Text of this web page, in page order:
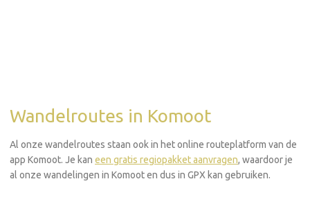
Wandelroutes in Komoot
Al onze wandelroutes staan ook in het online routeplatform van de
app Komoot. Je kan een gratis regiopakket aanvragen, waardoor je
al onze wandelingen in Komoot en dus in GPX kan gebruiken.